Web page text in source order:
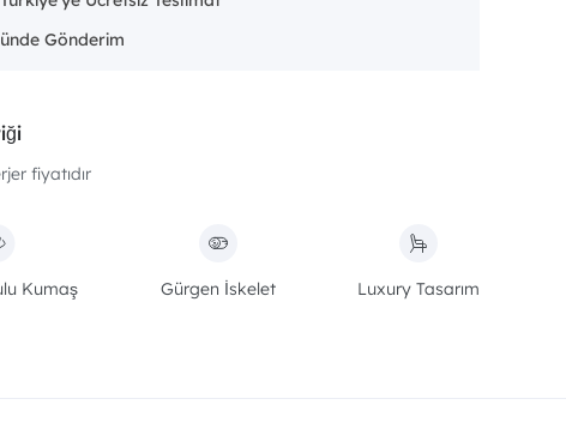
fiyatıdır
Kumaş Gürgen İskelet Luxury Tasarım